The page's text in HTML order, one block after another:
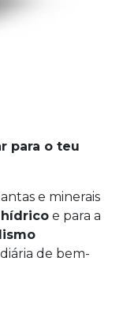
para o teu
e minerais
e para a
de bem-